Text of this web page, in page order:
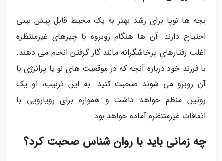
بچه ها نوپا برای رشد بهتر به یک محیط قابل پیش بینی
احتیاج دارند. آن ها هنگام روبروه با چیزهای غیرمنتظره
اغلب رفتارهای پرخاشگرانه مانند گاز گرفتن انجام می دهند.
با فرزند خود درباره آنچه که در موقعیت های نو یا پرانرژی با
آن روبرو می شوند صحبت کنید. به این ترتیب، او یک
روتین منظم خواهد داشت و همواره برای رویارویی با
اتفاقات غیرمنتظره آماده خواهد بود.
چه زمانی باید با روان شناس صحبت کرد؟